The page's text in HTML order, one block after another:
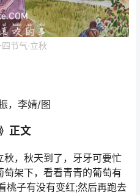
节气·立秋
，李婧/图
正文
秋天到了，牙牙可要忙
架下，看看青青的葡萄有
桃子有没有变红;然后再跑去